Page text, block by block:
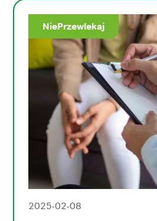
NiePrzewlekaj
2025-02-08